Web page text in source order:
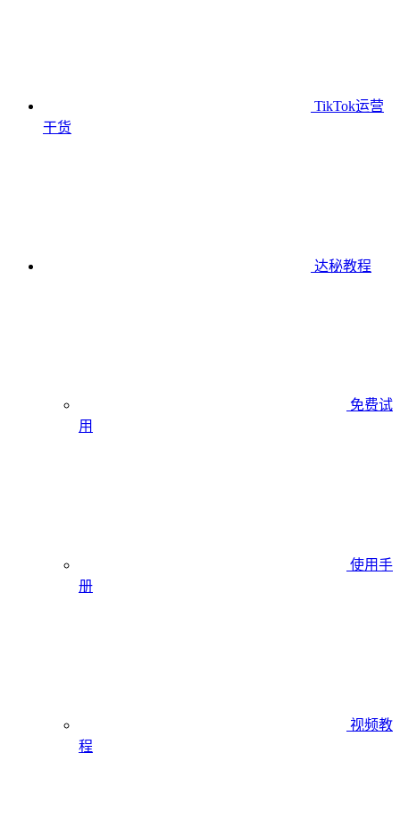
TikTok运营
干货
达秘教程
免费试
用
使用手
册
视频教
程